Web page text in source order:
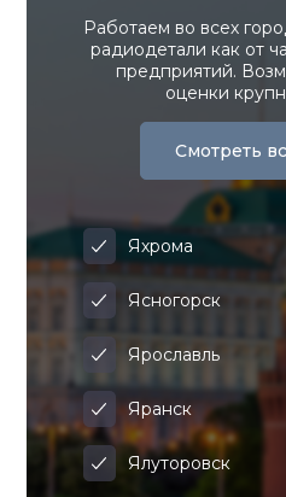
Работаем во всех
радиодетали как от
предприятий.
оценки
Смотреть
Яхрома
Ясногорск
Ярославль
Яранск
Ялуторовск